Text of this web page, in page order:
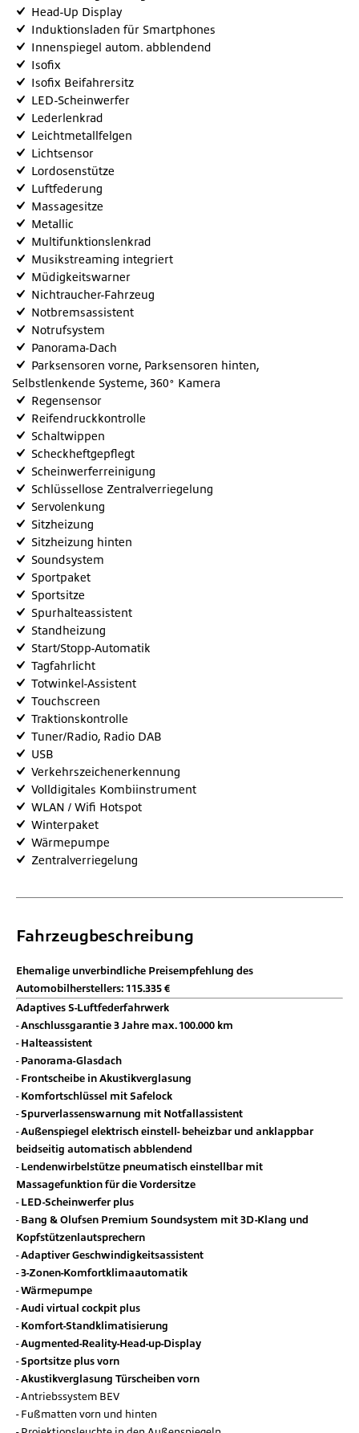
Head-Up Display
Induktionsladen für Smartphones
Innenspiegel autom. abblendend
Isofix
Isofix Beifahrersitz
LED-Scheinwerfer
Lederlenkrad
Leichtmetallfelgen
Lichtsensor
Lordosenstütze
Luftfederung
Massagesitze
Metallic
Multifunktionslenkrad
Musikstreaming integriert
Müdigkeitswarner
Nichtraucher-Fahrzeug
Notbremsassistent
Notrufsystem
Panorama-Dach
Parksensoren vorne, Parksensoren hinten,
Selbstlenkende Systeme, 360° Kamera
Regensensor
Reifendruckkontrolle
Schaltwippen
Scheckheftgepflegt
Scheinwerferreinigung
Schlüssellose Zentralverriegelung
Servolenkung
Sitzheizung
Sitzheizung hinten
Soundsystem
Sportpaket
Sportsitze
Spurhalteassistent
Standheizung
Start/Stopp-Automatik
Tagfahrlicht
Totwinkel-Assistent
Touchscreen
Traktionskontrolle
Tuner/Radio, Radio DAB
USB
Verkehrszeichenerkennung
Volldigitales Kombiinstrument
WLAN / Wifi Hotspot
Winterpaket
Wärmepumpe
Zentralverriegelung
Fahrzeugbeschreibung
Ehemalige unverbindliche Preisempfehlung des
Automobilherstellers: 115.335 €
Adaptives S-Luftfederfahrwerk
Anschlussgarantie 3 Jahre max. 100.000 km
Halteassistent
Panorama-Glasdach
Frontscheibe in Akustikverglasung
Komfortschlüssel mit Safelock
Spurverlassenswarnung mit Notfallassistent
Außenspiegel elektrisch einstell- beheizbar und anklappbar
beidseitig automatisch abblendend
Lendenwirbelstütze pneumatisch einstellbar mit
Massagefunktion für die Vordersitze
LED-Scheinwerfer plus
Bang & Olufsen Premium Soundsystem mit 3D-Klang und
Kopfstützenlautsprechern
Adaptiver Geschwindigkeitsassistent
3-Zonen-Komfortklimaautomatik
Wärmepumpe
Audi virtual cockpit plus
Komfort-Standklimatisierung
Augmented-Reality-Head-up-Display
Sportsitze plus vorn
Akustikverglasung Türscheiben vorn
Antriebssystem BEV
Fußmatten vorn und hinten